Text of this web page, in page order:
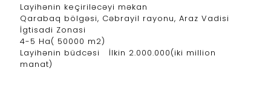
Layihənin keçiriləcəyi məkan
Qarabaq bölgəsi, Cəbrayil rayonu, Araz Vadisi
İgtisadi Zonasi
4-5 Ha( 50000 m2)
Layihənin büdcəsi İlkin 2.000.000(iki million
manat)